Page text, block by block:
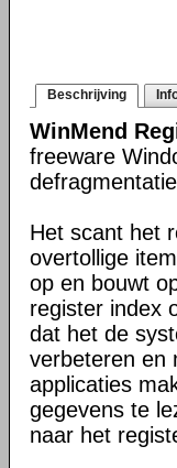
Beschrijving
WinMend
freeware
Het scant het
overtollige
op en bouwt
register index
dat het de
verbeteren en
applicaties
gegevens te
naar het